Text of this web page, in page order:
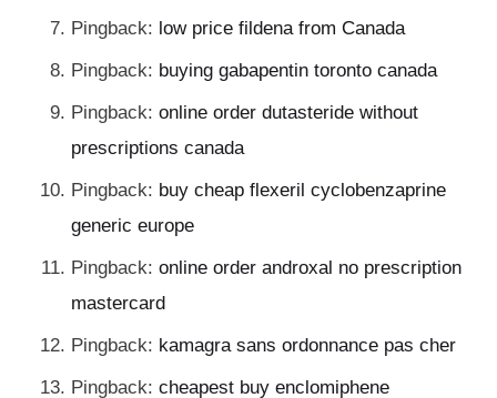
Pingback: low price fildena from Canada
Pingback: buying gabapentin toronto canada
Pingback: online order dutasteride without
prescriptions canada
Pingback: buy cheap flexeril cyclobenzaprine
generic europe
Pingback: online order androxal no prescription
mastercard
Pingback: kamagra sans ordonnance pas cher
Pingback: cheapest buy enclomiphene